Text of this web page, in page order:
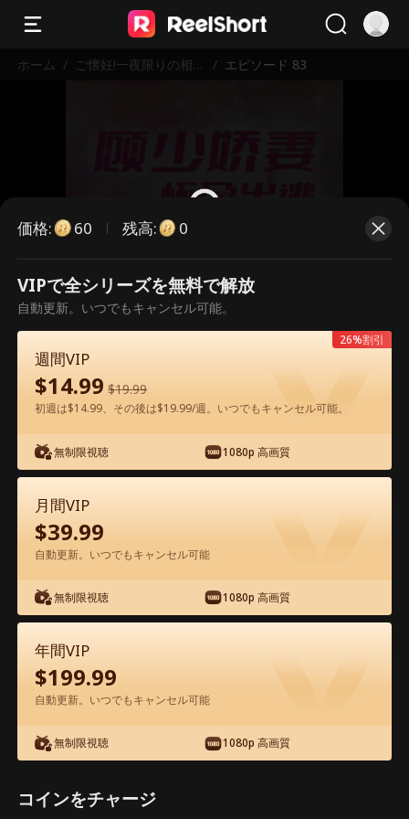
ホーム /
ご懐妊!一夜限りの相手
/ エピソード 83
こちらは有料のエピソードです。視
聴いただくには解放が必要です。
アプリ内で無料視聴可能
エピソード83 - ご懐妊!一夜限りの相手
は社長！？ 映画フル
1-50 51-90
83 86
価格: 60 残高: 0
VIPで全シリーズを無料で解放
自動更新。いつでもキャンセル可能。
週間VIP
$14.99 $19.99
初週は$14.99、その後は$19.99/週。いつでもキャンセル可能。
無制限視聴 1080p 高画質
26%割引
月間VIP
$39.99
自動更新。いつでもキャンセル可能
無制限視聴 1080p 高画質
年間VIP
$199.99
自動更新。いつでもキャンセル可能
無制限視聴 1080p 高画質
コインをチャージ